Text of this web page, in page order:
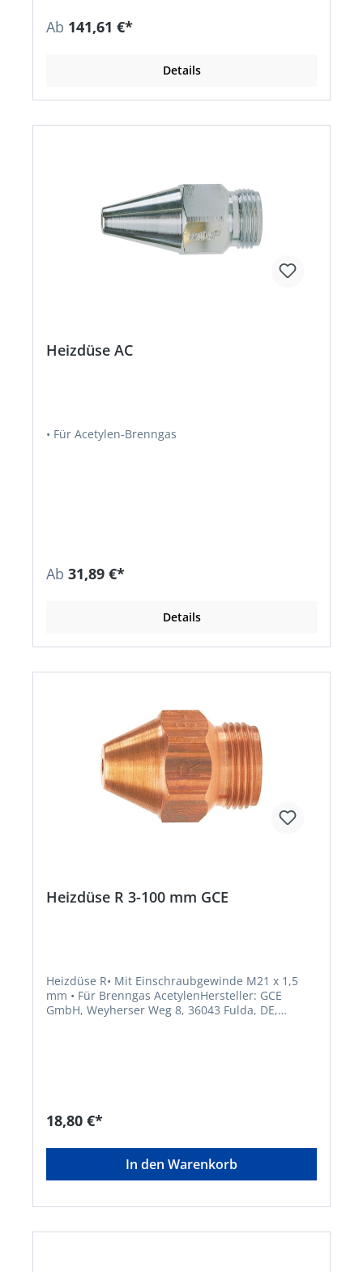
Ab 141,61 €*
Details
Heizdüse AC
• Für Acetylen-Brenngas
Ab 31,89 €*
Details
Heizdüse R 3-100 mm GCE
Heizdüse R• Mit Einschraubgewinde M21 x 1,5
mm • Für Brenngas AcetylenHersteller: GCE
GmbH, Weyherser Weg 8, 36043 Fulda, DE,
18,80 €*
In den Warenkorb